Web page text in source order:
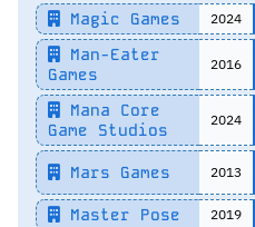
Magic Games 2024
Man-Eater
Games
2016
Mana Core
Game Studios
2024
Mars Games 2013
Master Pose 2019